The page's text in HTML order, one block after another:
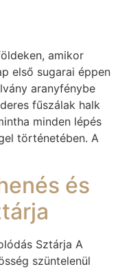
amikor
első sugarai éppen
aranyfénybe
fűszálak halk
minden lépés
történetében. A
és
Sztárja A
szüntelenül